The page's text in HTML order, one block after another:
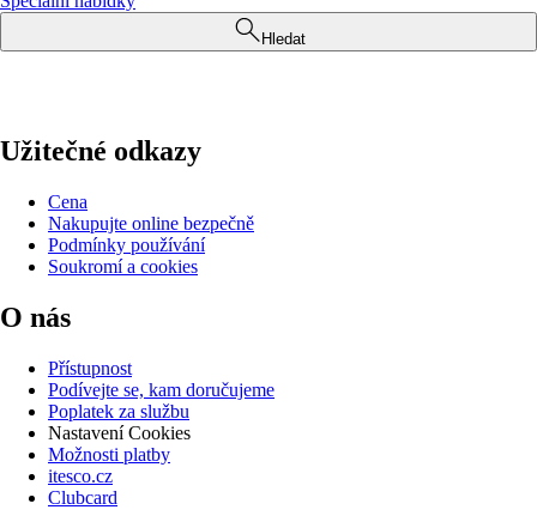
Hledat
Užitečné odkazy
Cena
Nakupujte online bezpečně
Podmínky používání
Soukromí a cookies
O nás
Přístupnost
Podívejte se, kam doručujeme
Poplatek za službu
Nastavení Cookies
Možnosti platby
itesco.cz
Clubcard